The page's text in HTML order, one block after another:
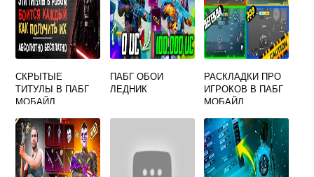
СКРЫТЫЕ
ТИТУЛЫ В ПАБГ
МОБАЙЛ
ПАБГ ОБОИ
ЛЕДНИК
РАСКЛАДКИ ПРО
ИГРОКОВ В ПАБГ
МОБАЙЛ